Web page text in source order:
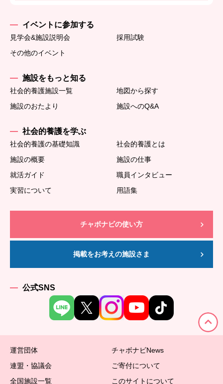
イベントに参加する
見学会&施設説明会
採用試験
その他のイベント
施設をもっと知る
社会的養護施設一覧
地図から探す
施設のおたより
施設へのQ&A
社会的養護を学ぶ
社会的養護の基礎知識
社会的養護とは
施設の概要
施設の仕事
就活ガイド
職員インタビュー
実習について
用語集
チャボナビの使い方
掲載をお考えの施設さま
公式SNS
運営団体
チャボナビNews
連盟・協議会
ご寄付について
全国施設一覧
このサイトについて